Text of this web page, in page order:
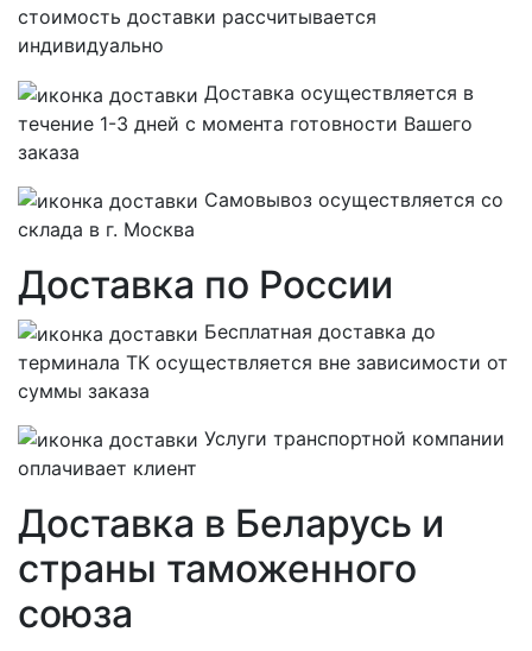
стоимость доставки рассчитывается
индивидуально
Доставка осуществляется в
течение 1-3 дней с момента готовности Вашего
заказа
Самовывоз осуществляется со
склада в г. Москва
Доставка по России
Бесплатная доставка до
терминала ТК осуществляется вне зависимости от
суммы заказа
Услуги транспортной компании
оплачивает клиент
Доставка в Беларусь и
страны таможенного
союза